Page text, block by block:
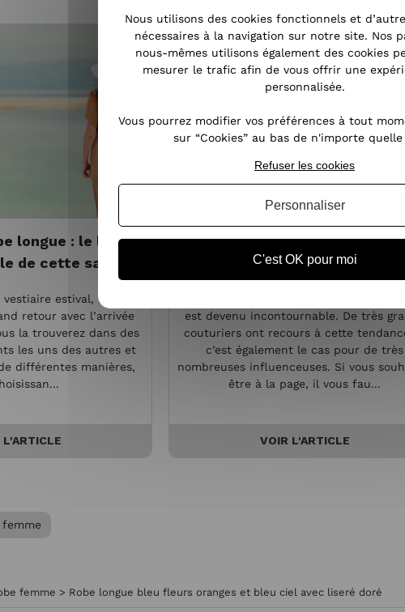
longue : le look
de cette saison
estival, la robe
retour avec l’arrivée
la trouverez dans des
les uns des autres et
différentes manières,
L'ARTICLE
L'imprimé fleuri,
l'incontournable des
est devenu incontournable. De très
couturiers ont recours à cette
c’est également le cas pour de très
nombreuses influenceuses. Si vous
être à la page, il vous fau...
VOIR L'ARTICLE
femme > Robe longue bleu fleurs oranges et bleu ciel avec liseré doré
Nous utilisons des cookies fonctionnels et
nécessaires à la navigation sur notre site. Nos
nous-mêmes utilisons également des cookies
mesurer le trafic afin de vous offrir une
personnalisée.
Vous pourrez modifier vos préférences à tout
sur “Cookies” au bas de n'importe quelle
C'est OK pour moi
Refuser les cookies
Personnaliser